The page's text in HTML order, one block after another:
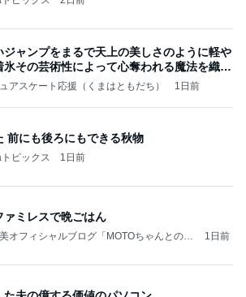
ジャンプをまるで天上の美しさのように軽や
氷その芸術性によって心奪われる魔法を織り
アスケート応援（くまはともだち） 1日前
前にも後ろにもできる秋物
ピックス 1日前
ァミレスで晩ごはん
オフィシャルブログ「MOTOちゃんとのは
1日前